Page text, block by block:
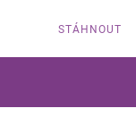
STÁHNOUT